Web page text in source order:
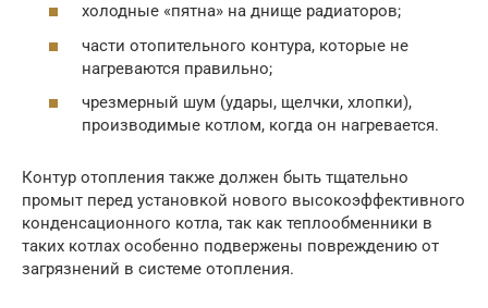
холодные «пятна» на днище радиаторов;
части отопительного контура, которые не
нагреваются правильно;
чрезмерный шум (удары, щелчки, хлопки),
производимые котлом, когда он нагревается.
Контур отопления также должен быть тщательно
промыт перед установкой нового высокоэффективного
конденсационного котла, так как теплообменники в
таких котлах особенно подвержены повреждению от
загрязнений в системе отопления.